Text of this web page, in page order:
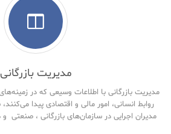
مدیریت بازرگانی
مدیریت بازرگانی با اطلاعات وسیعی که در زمینه‌های
روابط انسانی، امور مالی و اقتصادی پیدا
مدیران اجرایی در سازمان‌های بازرگانی ، صنعتی و